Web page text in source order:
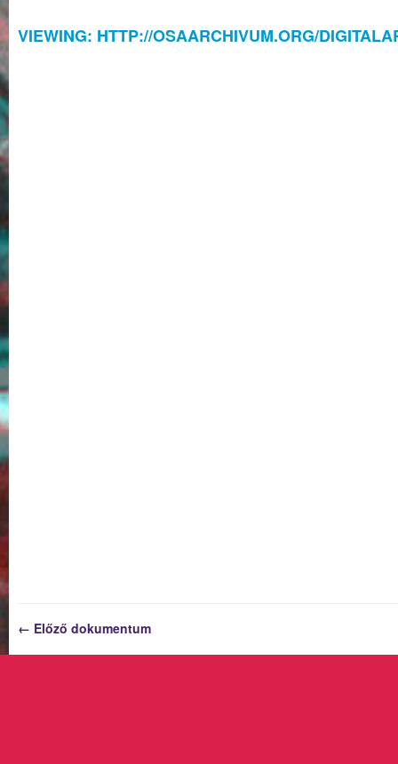
VIEWING: HTTP://OSAARCHIVUM.ORG/
← Előző dokumentum